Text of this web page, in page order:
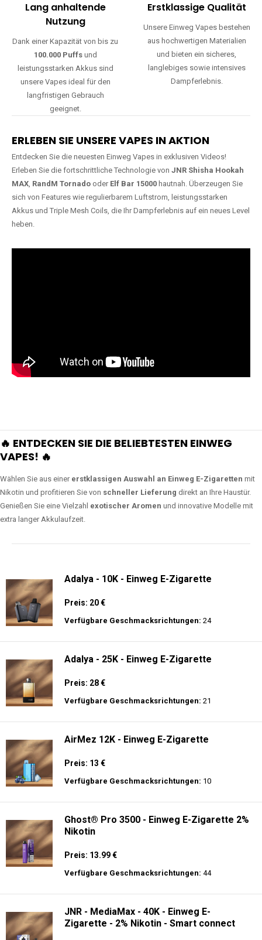
Lang anhaltende
Nutzung
Dank einer Kapazität von bis zu
100.000 Puffsund
leistungsstarken Akkus sind
unsere Vapes ideal für den
langfristigen Gebrauch
geeignet.
Erstklassige Qualität
Unsere Einweg Vapes bestehen
aus hochwertigen Materialien
und bieten ein sicheres,
langlebiges sowie intensives
Dampferlebnis.
ERLEBEN SIE UNSERE VAPES IN AKTION
Entdecken Sie die neuesten Einweg Vapes in exklusiven Videos!
Erleben Sie die fortschrittliche Technologie von JNR Shisha Hookah
MAX, RandM Tornado oder Elf Bar 15000 hautnah. Überzeugen Sie
sich von Features wie regulierbarem Luftstrom, leistungsstarken
Akkus und Triple Mesh Coils, die Ihr Dampferlebnis auf ein neues Level
heben.
🔥 ENTDECKEN SIE DIE BELIEBTESTEN EINWEG
VAPES! 🔥
Wählen Sie aus einer erstklassigen Auswahl an Einweg E-Zigaretten mit
Nikotin und profitieren Sie von schneller Lieferung direkt an Ihre Haustür.
Genießen Sie eine Vielzahl exotischer Aromen und innovative Modelle mit
extra langer Akkulaufzeit.
Adalya - 10K - Einweg E-Zigarette
Preis: 20 €
Verfügbare Geschmacksrichtungen: 24
Adalya - 25K - Einweg E-Zigarette
Preis: 28 €
Verfügbare Geschmacksrichtungen: 21
AirMez 12K - Einweg E-Zigarette
Preis: 13 €
Verfügbare Geschmacksrichtungen: 10
Ghost® Pro 3500 - Einweg E-Zigarette 2%
Nikotin
Preis: 13.99 €
Verfügbare Geschmacksrichtungen: 44
JNR - MediaMax - 40K - Einweg E-
Zigarette - 2% Nikotin - Smart connect